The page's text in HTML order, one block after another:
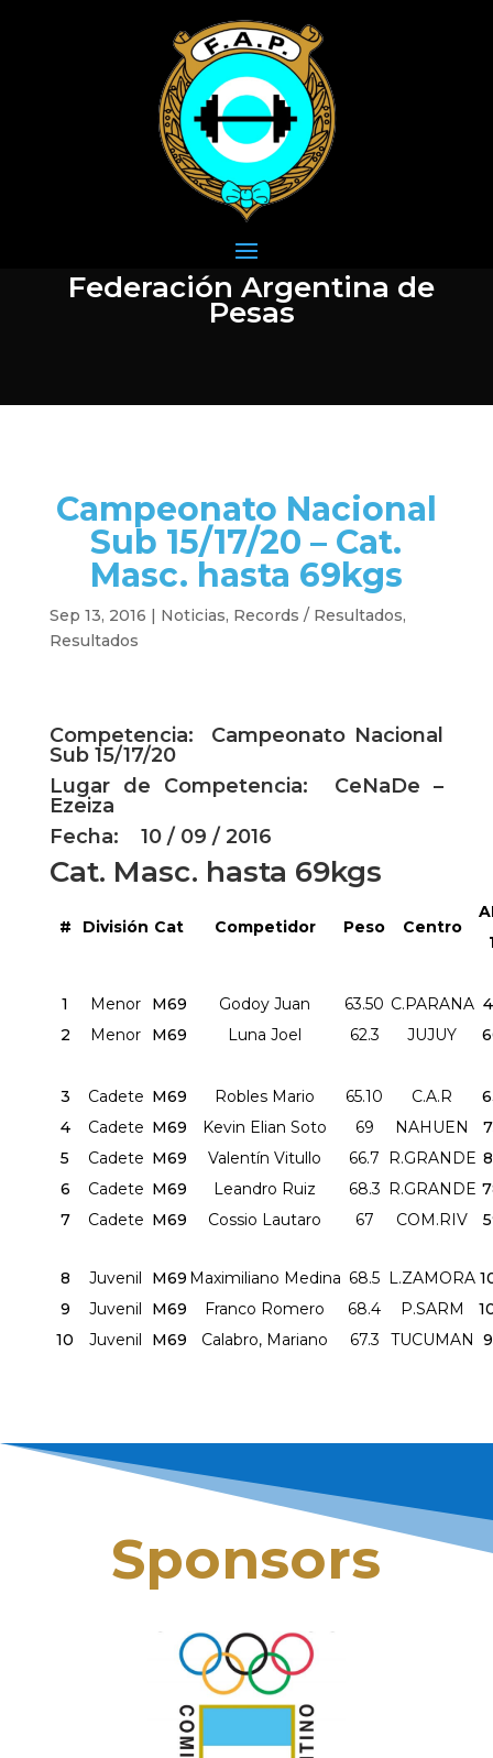
Federación Argentina de
Pesas
Campeonato Nacional
Sub 15/17/20 – Cat.
Masc. hasta 69kgs
Sep 13, 2016 | Noticias, Records / Resultados,
Resultados
Competencia: Campeonato Nacional
Sub 15/17/20
Lugar de Competencia: CeNaDe –
Ezeiza
Fecha: 10 / 09 / 2016
Cat. Masc. hasta 69kgs
# División Cat Competidor Peso Centro
1 Menor M69 Godoy Juan 63.50 C.PARANA
2
Menor M69 Luna Joel 62.3 JUJUY
3 Cadete M69 Robles Mario 65.10 C.A.R
4
Cadete M69 Kevin Elian Soto 69 NAHUEN
5
Cadete M69 Valentín Vitullo 66.7 R.GRANDE
6
Cadete M69 Leandro Ruiz 68.3 R.GRANDE
7
Cadete M69 Cossio Lautaro 67 COM.RIV
8 Juvenil M69 Maximiliano Medina 68.5 L.ZAMORA
9
Juvenil M69 Franco Romero 68.4 P.SARM
10
Juvenil M69 Calabro, Mariano 67.3 TUCUMAN
Sponsors